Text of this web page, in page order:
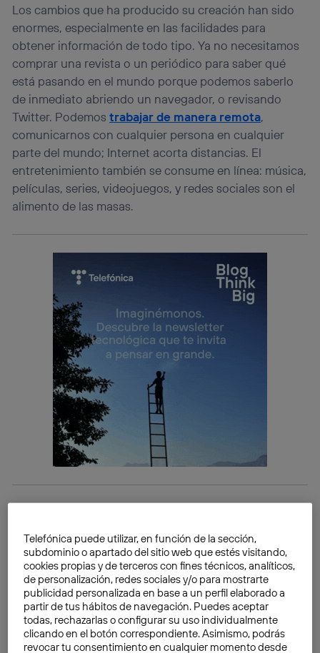
Los cambios que ha producido su creación han sido
enormes, especialmente en las facilidades para
obtener información de todo tipo. Ya no necesitamos
comprar una revista o un periódico para saber qué
está pasando en el mundo porque podemos saberlo
de inmediato abriendo un navegador, o revisando
Twitter. Podemostrabajar de manera remota,
comunicarnos con cualquier persona en cualquier
parte del mundo; Internet acorta distancias. El
entretenimiento también se consume en línea: música,
películas, series, videojuegos, y redes sociales son el
alimento de las masas.
más sorprendentes que otros. Estos son algunos de
los más destacados.
Telefónica puede utilizar, en función de la sección,
subdominio o apartado del sitio web que estés visitando,
cookies propias y de terceros con fines técnicos, analíticos,
de personalización, redes sociales y/o para mostrarte
publicidad personalizada en base a un perfil elaborado a
partir de tus hábitos de navegación. Puedes aceptar
todas, rechazarlas o configurar su uso individualmente
clicando en el botón correspondiente. Asimismo, podrás
revocar tu consentimiento en cualquier momento desde